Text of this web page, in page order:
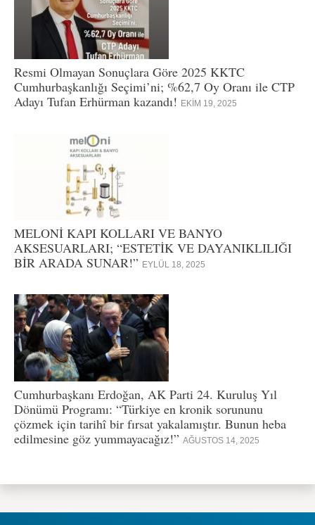
Resmi Olmayan Sonuçlara Göre 2025 KKTC
Cumhurbaşkanlığı Seçimi’ni; %62,7 Oy Oranı ile CTP
Adayı Tufan Erhürman kazandı! EKIM 19, 2025
MELONİ KAPI KOLLARI VE BANYO
AKSESUARLARI; “ESTETİK VE DAYANIKLILIĞI
BİR ARADA SUNAR!” EYLÜL 18, 2025
Cumhurbaşkanı Erdoğan, AK Parti 24. Kuruluş Yıl
Dönümü Programı: “Türkiye en kronik sorununu
çözmek için tarihî bir fırsat yakalamıştır. Bunun heba
edilmesine göz yummayacağız!” AĞUSTOS 14, 2025